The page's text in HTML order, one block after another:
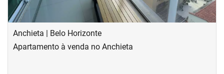
Anchieta | Belo Horizonte
Apartamento à venda no Anchieta